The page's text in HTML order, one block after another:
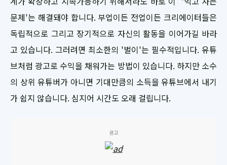
문제'는 해결돼야 합니다. 부업이든 전업이든 크리에이터들은
독립적으로 그리고 장기적으로 자신의 활동을 이어가길 바라
고 있습니다. 그러려면 최소한의 '벌이'는 필수적입니다. 유튜
브처럼 광고로 수익을 채워가는 방법이 있습니다. 하지만 소수
의 상위 유튜버가 아니면 기대만큼의 소득을 유튜브에서 내기
가 쉽지 않습니다. 심지어 시간도 오래 걸립니다.
광고